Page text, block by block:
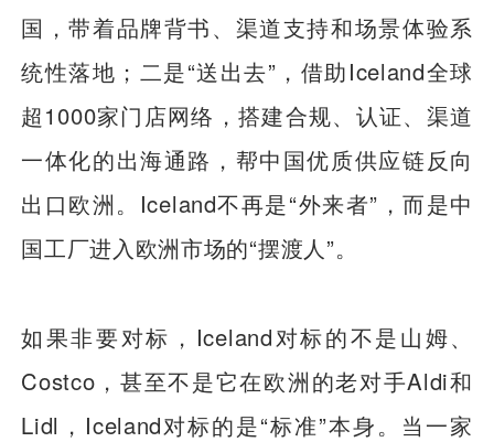
国，带着品牌背书、渠道支持和场景体验系
统性落地；二是“送出去”，借助Iceland全球
超1000家门店网络，搭建合规、认证、渠道
一体化的出海通路，帮中国优质供应链反向
出口欧洲。Iceland不再是“外来者”，而是中
国工厂进入欧洲市场的“摆渡人”。
如果非要对标，Iceland对标的不是山姆、
Costco，甚至不是它在欧洲的老对手Aldi和
Lidl，Iceland对标的是“标准”本身。当一家